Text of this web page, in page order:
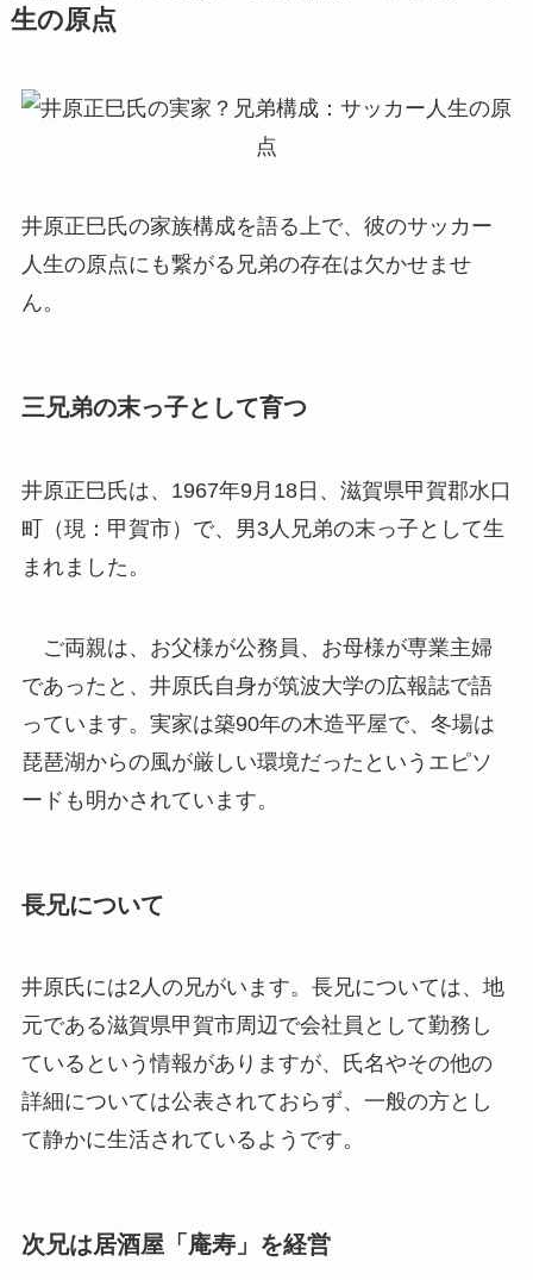
生の原点
井原正巳氏の家族構成を語る上で、彼のサッカー
人生の原点にも繋がる兄弟の存在は欠かせませ
ん。
三兄弟の末っ子として育つ
井原正巳氏は、1967年9月18日、滋賀県甲賀郡水口
町（現：甲賀市）で、男3人兄弟の末っ子として生
まれました。
ご両親は、お父様が公務員、お母様が専業主婦
であったと、井原氏自身が筑波大学の広報誌で語
っています。実家は築90年の木造平屋で、冬場は
琵琶湖からの風が厳しい環境だったというエピソ
ードも明かされています。
長兄について
井原氏には2人の兄がいます。長兄については、地
元である滋賀県甲賀市周辺で会社員として勤務し
ているという情報がありますが、氏名やその他の
詳細については公表されておらず、一般の方とし
て静かに生活されているようです。
次兄は居酒屋「庵寿」を経営